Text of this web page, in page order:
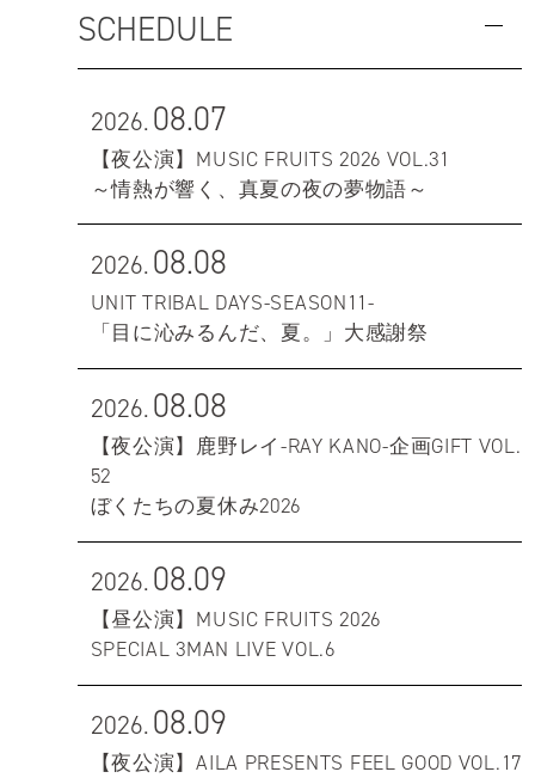
SCHEDULE
2026.08.07
【夜公演】MUSIC FRUITS 2026 VOL.31
～情熱が響く、真夏の夜の夢物語～
2026.08.08
UNIT TRIBAL DAYS-SEASON11-
「目に沁みるんだ、夏。」大感謝祭
2026.08.08
【夜公演】鹿野レイ-RAY KANO-企画GIFT VOL.
52
ぼくたちの夏休み2026
2026.08.09
【昼公演】MUSIC FRUITS 2026
SPECIAL 3MAN LIVE VOL.6
2026.08.09
【夜公演】AILA PRESENTS FEEL GOOD VOL.17